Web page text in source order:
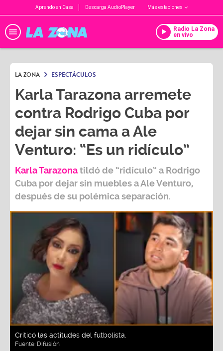
Aprendo en Casa Descarga AudioPlayer Más estaciones
Radio La Zona
en vivo
LA ZONA ESPECTÁCULOS
Karla Tarazona arremete
contra Rodrigo Cuba por
dejar sin cama a Ale
Venturo: “Es un ridículo”
Karla Tarazonatildó de “ridículo” a Rodrigo
Cuba por dejar sin muebles a Ale Venturo,
después de su polémica separación.
Criticó las actitudes del futbolista.
Fuente: Difusión